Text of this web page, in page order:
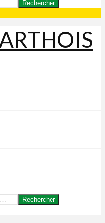
Rechercher
Rechercher